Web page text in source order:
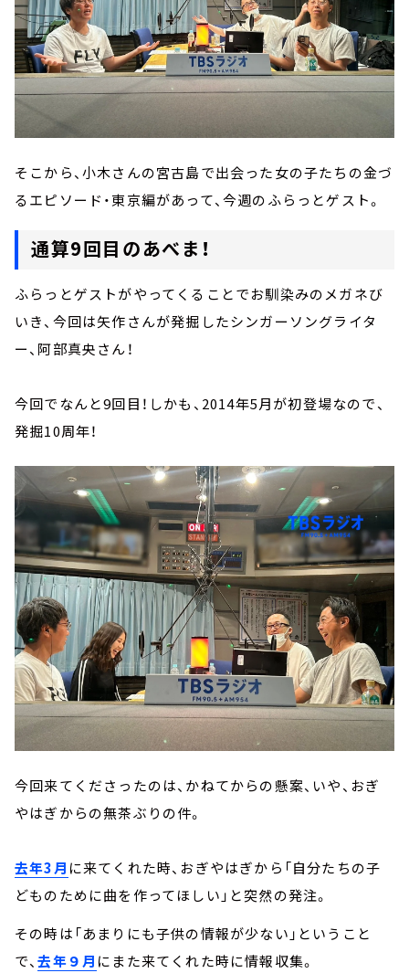
そこから、小木さんの宮古島で出会った女の子たちの金づ
るエピソード・東京編があって、今週のふらっとゲスト。
通算9回目のあべま！
ふらっとゲストがやってくることでお馴染みのメガネび
いき、今回は矢作さんが発掘したシンガーソングライタ
ー、阿部真央さん！
今回でなんと9回目！しかも、2014年5月が初登場なので、
発掘10周年！
今回来てくださったのは、かねてからの懸案、いや、おぎ
やはぎからの無茶ぶりの件。
去年3月 に来てくれた時、おぎやはぎから「自分たちの子
どものために曲を作ってほしい」と突然の発注。
その時は「あまりにも子供の情報が少ない」ということ
で、去年９月 にまた来てくれた時に情報収集。